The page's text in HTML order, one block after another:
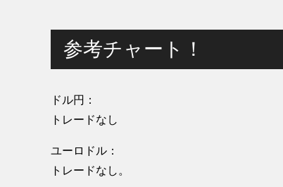
参考チャート！
ドル円：
トレードなし
ユーロドル：
トレードなし。